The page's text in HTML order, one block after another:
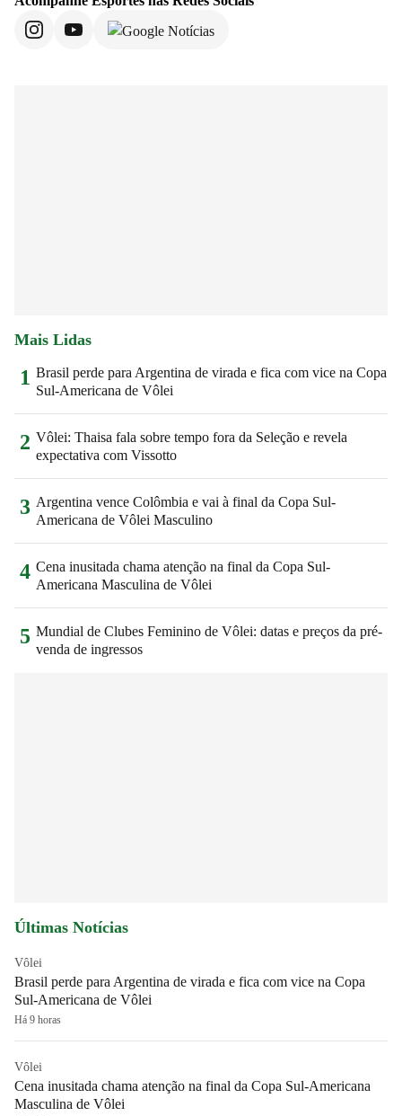
Mais Lidas
1 Brasil perde para Argentina de virada e fica com vice na Copa
Sul-Americana de Vôlei
2 Vôlei: Thaisa fala sobre tempo fora da Seleção e revela
expectativa com Vissotto
3 Argentina vence Colômbia e vai à final da Copa Sul-
Americana de Vôlei Masculino
4 Cena inusitada chama atenção na final da Copa Sul-
Americana Masculina de Vôlei
5 Mundial de Clubes Feminino de Vôlei: datas e preços da pré-
venda de ingressos
Últimas Notícias
Vôlei
Brasil perde para Argentina de virada e fica com vice na Copa
Sul-Americana de Vôlei
Há 9 horas
Vôlei
Cena inusitada chama atenção na final da Copa Sul-Americana
Masculina de Vôlei